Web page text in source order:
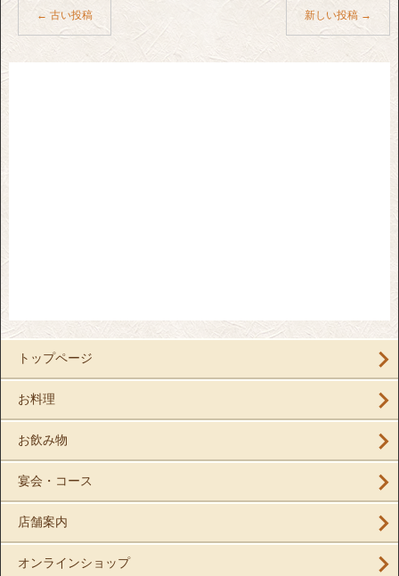
← 古い投稿 新しい投稿 →
トップページ
お料理
お飲み物
宴会・コース
店舗案内
オンラインショップ